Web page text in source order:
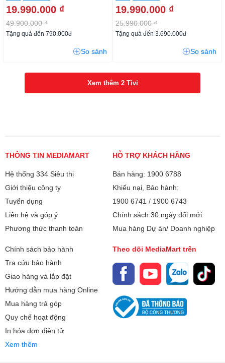
19.990.000 ₫
49.900.000 ₫
Tặng quà đến 790.000đ
So sánh
19.990.000 ₫
25.990.000 ₫
Tặng quà đến 3.690.000đ
So sánh
Xem thêm 2 Tivi
THÔNG TIN MEDIAMART
Hệ thống 334 Siêu thị
Giới thiệu công ty
Tuyển dụng
Liên hệ và góp ý
Phương thức thanh toán
HỖ TRỢ KHÁCH HÀNG
Bán hàng: 1900 6788
Khiếu nại, Bảo hành:
1900 6741 / 1900 6743
Chính sách 30 ngày đổi mới
Mua hàng Dự án/ Doanh nghiệp
Chính sách bảo hành
Tra cứu bảo hành
Giao hàng và lắp đặt
Hướng dẫn mua hàng Online
Mua hàng trả góp
Quy chế hoạt động
In hóa đơn điện tử
Xem thêm
Theo dõi MediaMart trên